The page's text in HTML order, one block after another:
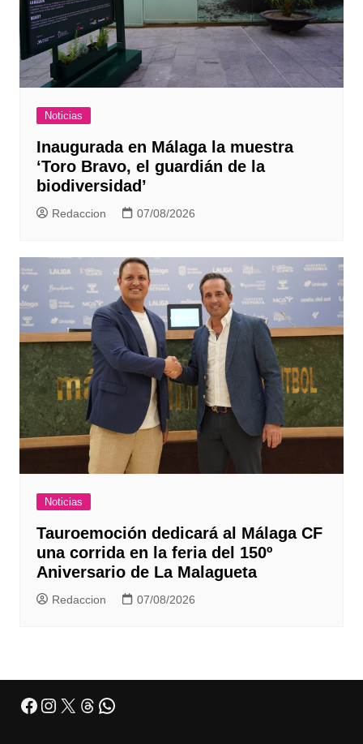
Noticias
Inaugurada en Málaga la muestra
‘Toro Bravo, el guardián de la
biodiversidad’
Redaccion 07/08/2026
Noticias
Tauroemoción dedicará al Málaga CF
una corrida en la feria del 150º
Aniversario de La Malagueta
Redaccion 07/08/2026
Facebook Instagram X Threads WhatsApp